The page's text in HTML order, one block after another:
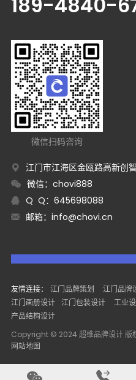
微信扫码咨询
江门市江海区金瓯路高新创
微信：chovi888
Q Q：645698088
邮箱： info@chovi.cn
友情连接： 江门品牌策划 江门品牌
江门画册设计 江门包装设计 工业
产品结构设计
Copyright © 2024 超维品牌设计 版
网站地图